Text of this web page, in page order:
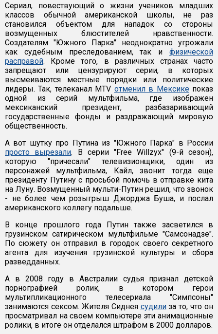
Сериал, повествующий о жизни учеников младших
классов обычной американской школы, не раз
становился объектом для нападок со стороны
возмущенных блюстителей нравственности.
Создателям "Южного Парка" неоднократно угрожали
как судебным преследованием, так и физической
расправой. Кроме того, в различных странах часто
запрещают или цензурируют серии, в которых
высмеиваются местные порядки или политические
лидеры. Так, телеканал MTV отменил в Мексикепоказ
одной из серий мультфильма, где изображен
мексиканский президент, разбазаривающий
государственные фонды и раздражающий мировую
общественность.
А вот шутку про Путина из "Южного Парка" в России
просто вырезали. В серии "Free Willzyx" (9-й сезон),
которую "причесали" телевизионщики, один из
персонажей мультфильма, Кайл, звонит тогда еще
президенту Путину с просьбой помочь в отправке кита
на Луну. Возмущенный мульти-Путин решил, что звонок
- не более чем розыгрыш Джорджа Буша, и послал
американского коллегу подальше.
В конце прошлого года Путин также засветился в
грузинском сатирическом мультфильме "Самсонадзе".
По сюжету он отправил в городок своего секретного
агента для изучения грузинской культуры и сбора
разведданных.
А в 2008 году в Австралии судья признал детской
порнографией ролик, в котором герои
мультипликационного телесериала "Симпсоны"
занимаются сексом. Жителя Сиднея судилиза то, что он
просматривал на своем компьютере эти анимационные
ролики, в итоге он отделался штрафом в 2000 долларов.